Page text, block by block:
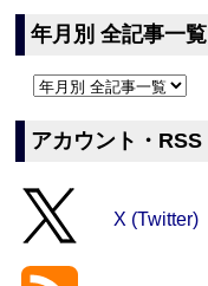
年月別 全記事一覧
アカウント・RSS
X (Twitter)